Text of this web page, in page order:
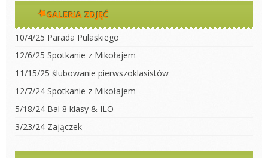
GALERIA ZDJĘĆ
10/4/25 Parada Pulaskiego
12/6/25 Spotkanie z Mikołajem
11/15/25 ślubowanie pierwszoklasistów
12/7/24 Spotkanie z Mikołajem
5/18/24 Bal 8 klasy & ILO
3/23/24 Zajączek